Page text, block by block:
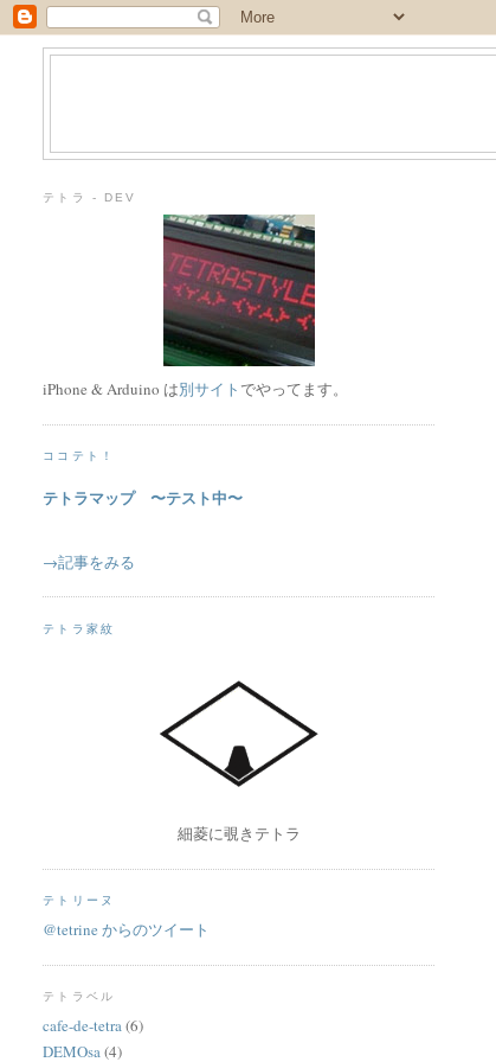
テトラ - DEV
iPhone & Arduino は別サイト でやってます。
ココテト！
テトラマップ 〜テスト中〜
→記事をみる
テトラ家紋
細菱に覗きテトラ
テトリーヌ
@tetrine からのツイート
テトラベル
cafe-de-tetra(6)
DEMOsa(4)